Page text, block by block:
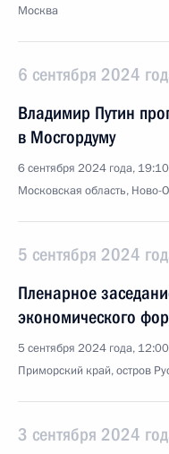
Москва
6 сентября 2024
Владимир Путин
в Мосгордуму
6 сентября 2024 года, 19:10
Московская область, Ново-
5 сентября 2024
Пленарное
экономического
5 сентября 2024 года, 12:00
Приморский край, остров
3 сентября 2024